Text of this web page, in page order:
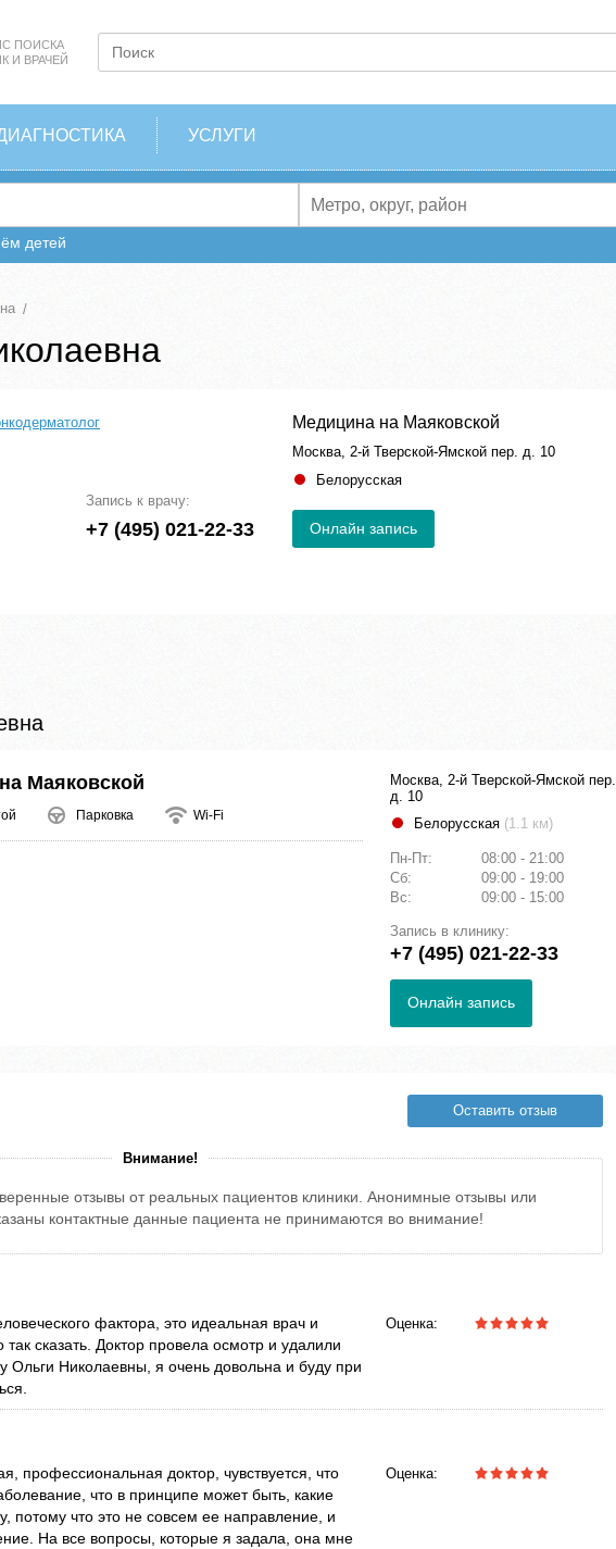
ПОИСКА
И ВРАЧЕЙ
УСЛУГИ
детей
Запись к врачу:
+7 (495) 021-22-33
Медицина на Маяковской
Москва, 2-й Тверской-Ямской пер. д. 10
Белорусская
Онлайн запись
Маяковской
Парковка Wi-Fi
Москва, 2-й Тверской-Ямской пер.
д. 10
Белорусская (1.1 км)
Пн-Пт:
08:00 - 21:00
Сб:
09:00 - 19:00
Вс:
09:00 - 15:00
Запись в клинику:
+7 (495) 021-22-33
Онлайн запись
Оставить отзыв
Внимание!
отзывы от реальных пациентов клиники. Анонимные отзывы или
контактные данные пациента не принимаются во внимание!
фактора, это идеальная врач и
сказать. Доктор провела осмотр и удалили
Николаевны, я очень довольна и буду при
Оценка:
профессиональная доктор, чувствуется, что
что в принципе может быть, какие
потому что это не совсем ее направление, и
На все вопросы, которые я задала, она мне
Оценка: